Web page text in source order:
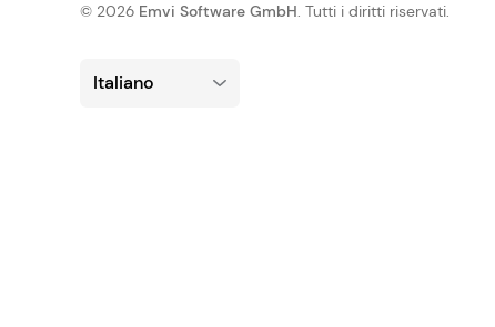
© 2026 Emvi Software GmbH. Tutti i diritti riservati.